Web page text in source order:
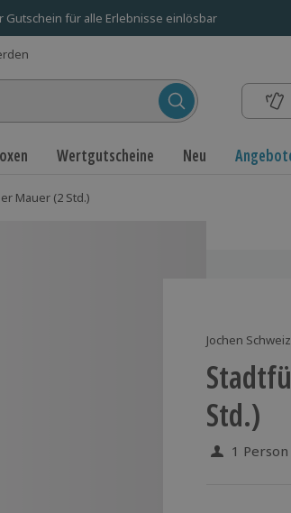
Gutschein für alle Erlebnisse einlösbar
Wertgutscheine Neu
Mauer (2 Std.)
Jochen
Std.)
1 Person